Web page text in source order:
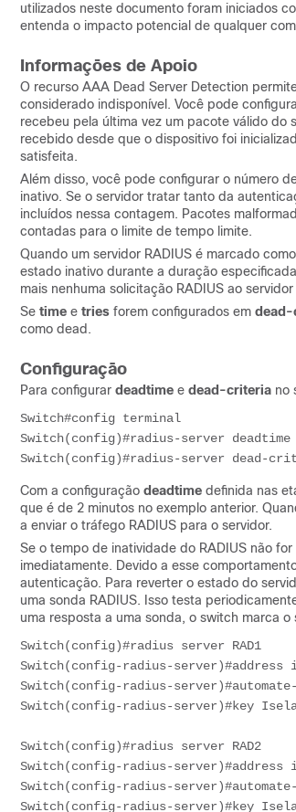
utilizados neste documento foram iniciados
entenda o impacto potencial de qualquer
Informações de Apoio
O recurso AAA Dead Server Detection
considerado indisponível. Você pode
recebeu pela última vez um pacote válido do
recebido desde que o dispositivo foi
satisfeita.
Além disso, você pode configurar o número
inativo. Se o servidor tratar tanto da
incluídos nessa contagem. Pacotes
contadas para o limite de tempo limite.
Quando um servidor RADIUS é marcado
estado inativo durante a duração
mais nenhuma solicitação RADIUS ao
Se time e tries forem configurados em
como dead.
Configuração
Para configurar deadtime e dead-criteria no
Switch#config terminal
Switch(config)#radius-server deadtime
Switch(config)#radius-server dead-
Com a configuração deadtime definida nas
que é de 2 minutos no exemplo anterior.
a enviar o tráfego RADIUS para o servidor.
Se o tempo de inatividade do RADIUS não
imediatamente. Devido a esse
autenticação. Para reverter o estado do
uma sonda RADIUS. Isso testa
uma resposta a uma sonda, o switch marca o
Switch(config)#radius server RAD1
Switch(config-radius-server)#address
Switch(config-radius-
Switch(config-radius-server)#key
Switch(config)#radius server RAD2
Switch(config-radius-server)#address
Switch(config-radius-
Switch(config-radius-server)#key